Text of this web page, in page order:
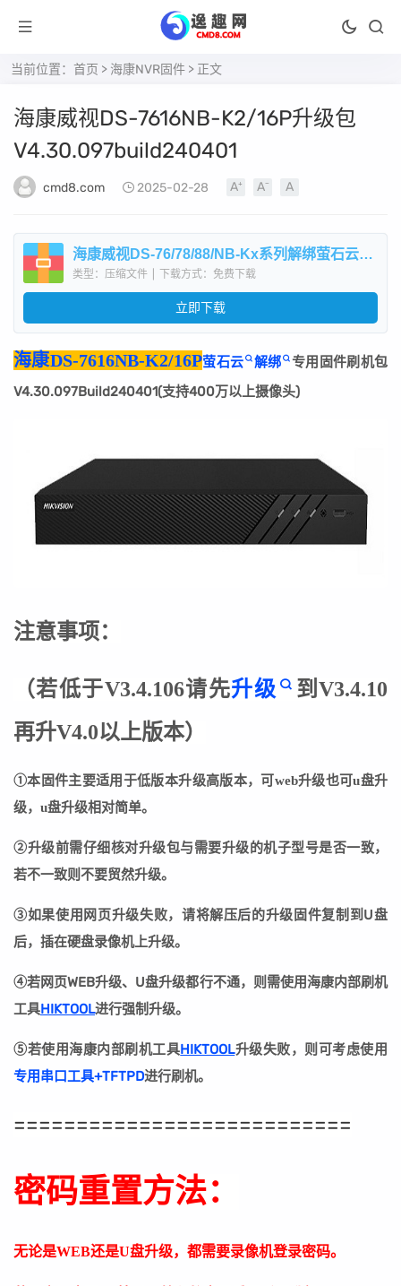
当前位置： 首页 > 海康NVR固件 > 正文
​海康威视DS-7616NB-K2/16P升级包
V4.30.097build240401
cmd8.com 2025-02-28
​海康威视DS-76/78/88/NB-Kx系列解绑萤石云专用固件刷机升级包V4.30.097build240401.zip
类型：压缩文件 下载方式：免费下载
立即下载
海康DS-7616NB-K2/16P萤石云 解绑
专用固件刷机包
V4.30.097Build240401(支持400万以上摄像头)
注意事项：
（若低于V3.4.106请先升级 到V3.4.10
再升V4.0以上版本）
①本固件主要适用于低版本升级高版本，可web升级也可u盘升
级，u盘升级相对简单。
②升级前需仔细核对升级包与需要升级的机子型号是否一致，
若不一致则不要贸然升级。
③如果使用网页升级失败，请将解压后的升级固件复制到U盘
后，插在硬盘录像机上升级。
④若网页WEB升级、U盘升级都行不通，则需使用海康内部刷机
工具HIKTOOL进行强制升级。
⑤若使用海康内部刷机工具HIKTOOL升级失败，则可考虑使用
专用串口工具+TFTPD进行刷机。
===========================
密码重置方法：
无论是WEB还是U盘升级，都需要录像机登录密码。